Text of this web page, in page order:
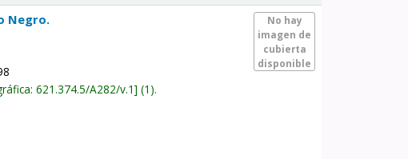
No hay
imagen de
cubierta
disponible
Negro.
621.374.5/A282/v.1 (1).